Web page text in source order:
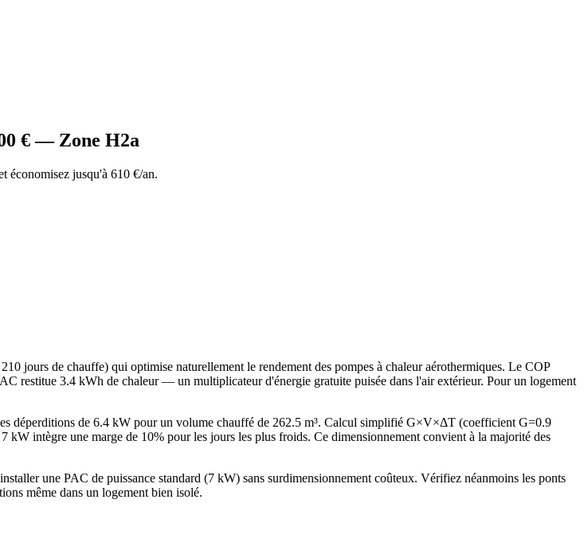
€ — Zone H2a
économisez jusqu'à 610 €/an.
jours de chauffe) qui optimise naturellement le rendement des pompes à chaleur aérothermiques. Le COP
restitue 3.4 kWh de chaleur — un multiplicateur d'énergie gratuite puisée dans l'air extérieur. Pour un logement
déperditions de 6.4 kW pour un volume chauffé de 262.5 m³. Calcul simplifié G×V×ΔT (coefficient G=0.9
intègre une marge de 10% pour les jours les plus froids. Ce dimensionnement convient à la majorité des
une PAC de puissance standard (7 kW) sans surdimensionnement coûteux. Vérifiez néanmoins les ponts
même dans un logement bien isolé.